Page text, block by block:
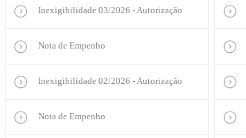
Inexigibilidade 03/2026 - Autorização
Nota de Empenho
Inexigibilidade 02/2026 - Autorização
Nota de Empenho